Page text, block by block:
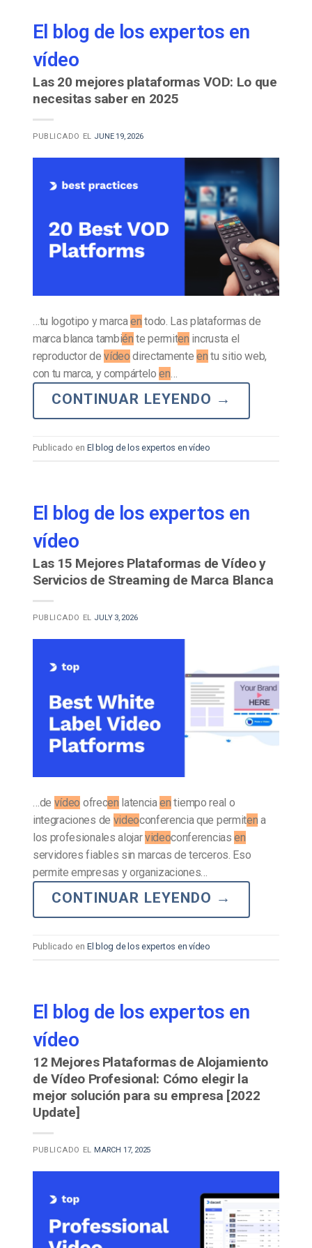
El blog de los expertos en
vídeo
Las 20 mejores plataformas VOD: Lo que
necesitas saber en 2025
PUBLICADO EL JUNE 19, 2026
…tu logotipo y marcaen todo. Las plataformas de
marca blanca también te permiten incrusta el
reproductor devídeo directamenteen tu sitio web,
con tu marca, y compárteloen…
CONTINUAR LEYENDO →
Publicado en El blog de los expertos en vídeo
El blog de los expertos en
vídeo
Las 15 Mejores Plataformas de Vídeo y
Servicios de Streaming de Marca Blanca
PUBLICADO EL JULY 3, 2026
…de vídeo ofrecen latenciaen tiempo real o
integraciones de videoconferencia que permiten a
los profesionales alojarvideoconferenciasen
servidores fiables sin marcas de terceros. Eso
permite empresas y organizaciones…
CONTINUAR LEYENDO →
Publicado en El blog de los expertos en vídeo
El blog de los expertos en
vídeo
12 Mejores Plataformas de Alojamiento
de Vídeo Profesional: Cómo elegir la
mejor solución para su empresa [2022
Update]
PUBLICADO EL MARCH 17, 2025